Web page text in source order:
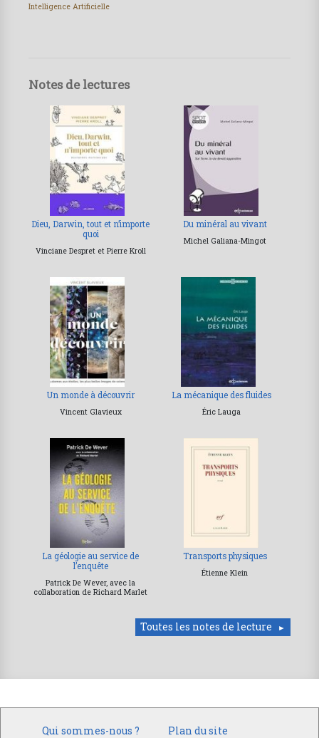
Intelligence Artificielle
Notes de lectures
Dieu, Darwin, tout et n’importe
quoi
Vinciane Despret et Pierre Kroll
Du minéral au vivant
Michel Galiana-Mingot
Un monde à découvrir
Vincent Glavieux
La mécanique des fluides
Éric Lauga
La géologie au service de
l’enquête
Patrick De Wever, avec la
collaboration de Richard Marlet
Transports physiques
Étienne Klein
Toutes les notes de lecture
Qui sommes-nous ? Plan du site